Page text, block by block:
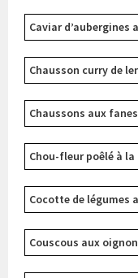
Caviar d’aubergines
Chausson curry de
Chaussons aux
Chou-fleur poêlé à
Cocotte de légumes
Couscous aux